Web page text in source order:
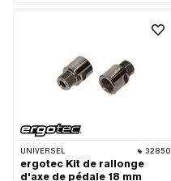
UNIVERSEL 32850
ergotec Kit de rallonge
d'axe de pédale 18 mm